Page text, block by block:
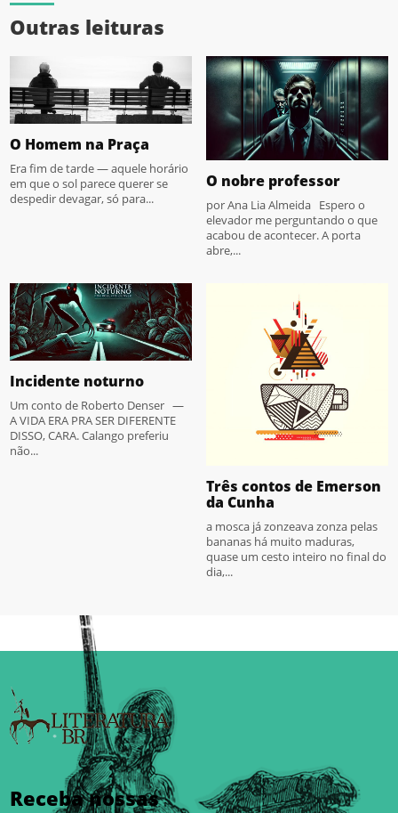
Outras leituras
O Homem na Praça
Era fim de tarde — aquele horário
em que o sol parece querer se
despedir devagar, só para...
O nobre professor
por Ana Lia Almeida Espero o
elevador me perguntando o que
acabou de acontecer. A porta
abre,...
Incidente noturno
Um conto de Roberto Denser —
A VIDA ERA PRA SER DIFERENTE
DISSO, CARA. Calango preferiu
não...
Três contos de Emerson
da Cunha
a mosca já zonzeava zonza pelas
bananas há muito maduras,
quase um cesto inteiro no final do
dia,...
Receba nossas